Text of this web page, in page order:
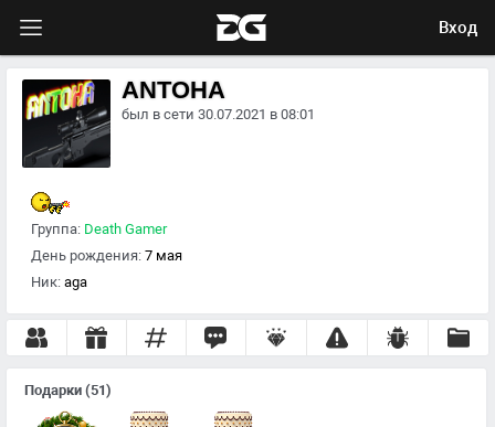
Вход
Группа: Death Gamer
День рождения: 7 мая
Ник: aga
ANTOHA
был в сети 30.07.2021 в 08:01
Подарки (51)